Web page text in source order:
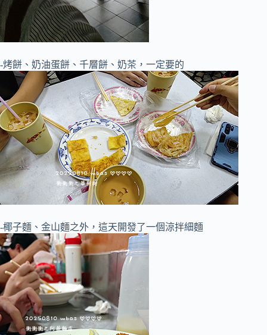
-烤餅、奶油蛋餅、千層餅、奶茶，一定要的
-椰子麵、金山麵之外，這天開發了一個涼拌細麵